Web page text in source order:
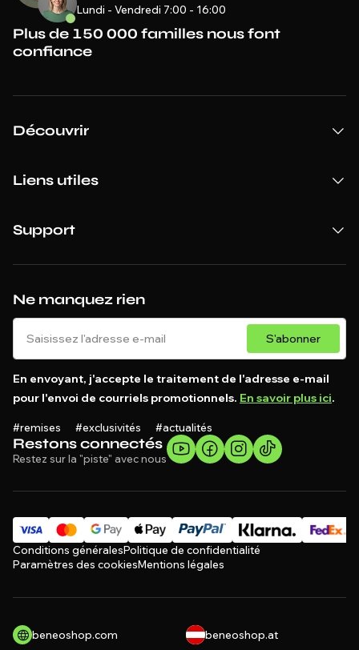
Restons connectés
Restez sur la "piste" avec nous
Ne manquez rien
S'abonner
En envoyant, j'accepte le traitement de l'adresse e-mail
pour l'envoi de courriels promotionnels. En savoir plus ici.
#remises #exclusivités #actualités
Lundi - Vendredi 7:00 - 16:00
Plus de 150 000 familles nous font
confiance
Découvrir
Liens utiles
Support
Conditions généralesPolitique de confidentialité
Paramètres des cookiesMentions légales
beneoshop.com beneoshop.at